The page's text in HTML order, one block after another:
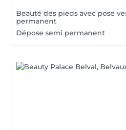
Beauté des pieds avec pose
permanent
Dépose semi permanent